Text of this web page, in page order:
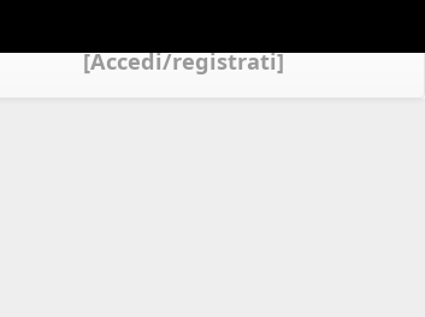
[Accedi/registrati]